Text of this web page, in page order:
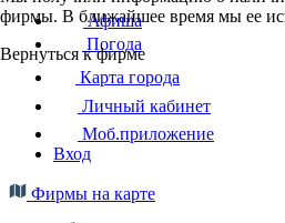
фирмы. В ближайшее время мы ее
Вернуться к фирме
Афиша
Погода
Карта города
Личный кабинет
Моб.приложение
Вход
Фирмы на карте